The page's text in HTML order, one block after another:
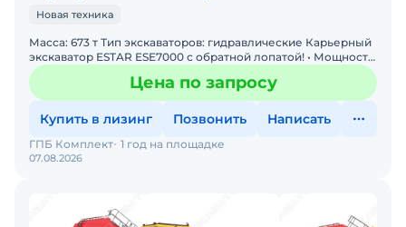
Новая техника
Масса: 673 т Тип экскаваторов: гидравлические Карьерный
экскаватор ESTAR ESE7000 с обратной лопатой! • Мощность:
Двигатель 2 х 1 193 кВт • Производительност
Цена по запросу
Купить в лизинг Позвонить Написать
07.08.2026
ГПБ Комплект 1 год на площадке